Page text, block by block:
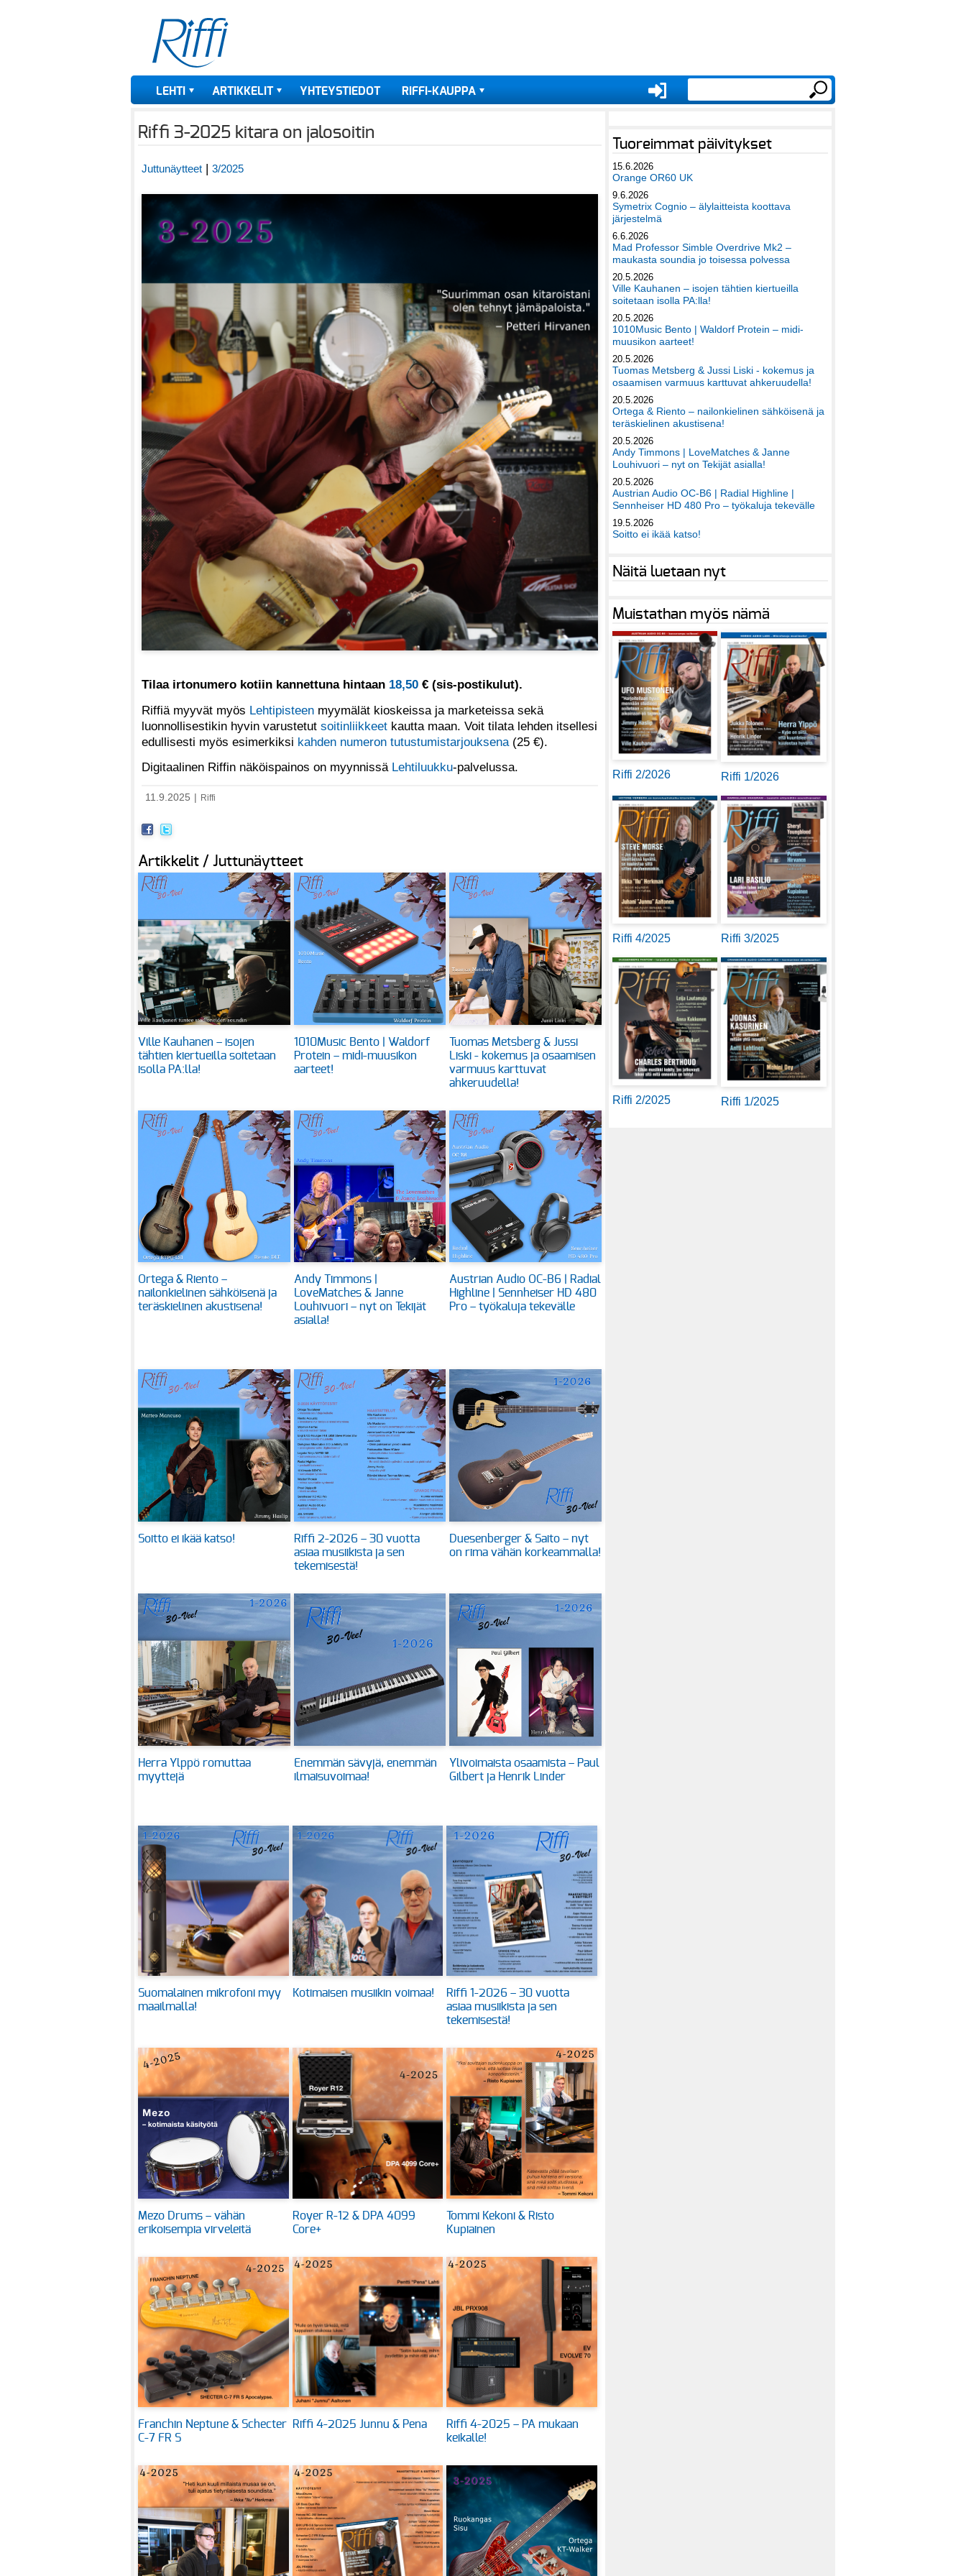
LEHTI ARTIKKELIT YHTEYSTIEDOT RIFFI-KAUPPA
Riffi 3-2025 kitara on jalosoitin
Juttunäytteet | 3/2025
Tilaa irtonumero kotiin kannettuna hintaan 18,50 € (sis-postikulut).
Riffiä myyvät myös Lehtipisteen myymälät kioskeissa ja marketeissa sekä
luonnollisestikin hyvin varustetut soitinliikkeet kautta maan. Voit tilata lehden itsellesi
edullisesti myös esimerkiksi kahden numeron tutustumistarjouksena (25 €).
Digitaalinen Riffin näköispainos on myynnissä Lehtiluukku-palvelussa.
11.9.2025 Riffi
Artikkelit / Juttunäytteet
Ville Kauhanen – isojen
tähtien kiertueilla soitetaan
isolla PA:lla!
1010Music Bento | Waldorf
Protein – midi-muusikon
aarteet!
Tuomas Metsberg & Jussi
Liski - kokemus ja osaamisen
varmuus karttuvat
ahkeruudella!
Ortega & Riento –
nailonkielinen sähköisenä ja
teräskielinen akustisena!
Andy Timmons |
LoveMatches & Janne
Louhivuori – nyt on Tekijät
asialla!
Austrian Audio OC-B6 | Radial
Highline | Sennheiser HD 480
Pro – työkaluja tekevälle
Soitto ei ikää katso!
Riffi 2-2026 – 30 vuotta
asiaa musiikista ja sen
tekemisestä!
Duesenberger & Saito – nyt
on rima vähän korkeammalla!
Herra Ylppö romuttaa
myyttejä
Enemmän sävyjä, enemmän
ilmaisuvoimaa!
Ylivoimaista osaamista – Paul
Gilbert ja Henrik Linder
Suomalainen mikrofoni myy
maailmalla!
Kotimaisen musiikin voimaa!
Riffi 1-2026 – 30 vuotta
asiaa musiikista ja sen
tekemisestä!
Mezo Drums – vähän
erikoisempia virveleitä
Royer R-12 & DPA 4099
Core+
Tommi Kekoni & Risto
Kupiainen
Franchin Neptune & Schecter
C-7 FR S
Riffi 4-2025 Junnu & Pena
Riffi 4-2025 – PA mukaan
keikalle!
Tuoreimmat päivitykset
15.6.2026
Orange OR60 UK
9.6.2026
Symetrix Cognio – älylaitteista koottava
järjestelmä
6.6.2026
Mad Professor Simble Overdrive Mk2 –
maukasta soundia jo toisessa polvessa
20.5.2026
Ville Kauhanen – isojen tähtien kiertueilla
soitetaan isolla PA:lla!
20.5.2026
1010Music Bento | Waldorf Protein – midi-
muusikon aarteet!
20.5.2026
Tuomas Metsberg & Jussi Liski - kokemus ja
osaamisen varmuus karttuvat ahkeruudella!
20.5.2026
Ortega & Riento – nailonkielinen sähköisenä ja
teräskielinen akustisena!
20.5.2026
Andy Timmons | LoveMatches & Janne
Louhivuori – nyt on Tekijät asialla!
20.5.2026
Austrian Audio OC-B6 | Radial Highline |
Sennheiser HD 480 Pro – työkaluja tekevälle
19.5.2026
Soitto ei ikää katso!
Näitä luetaan nyt
Muistathan myös nämä
Riffi 2/2026 Riffi 1/2026
Riffi 4/2025 Riffi 3/2025
Riffi 2/2025 Riffi 1/2025